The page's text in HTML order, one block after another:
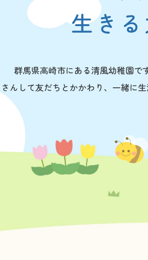
生き
群馬県高崎市にある清風幼稚園で
んして友だちとかかわり、一緒に